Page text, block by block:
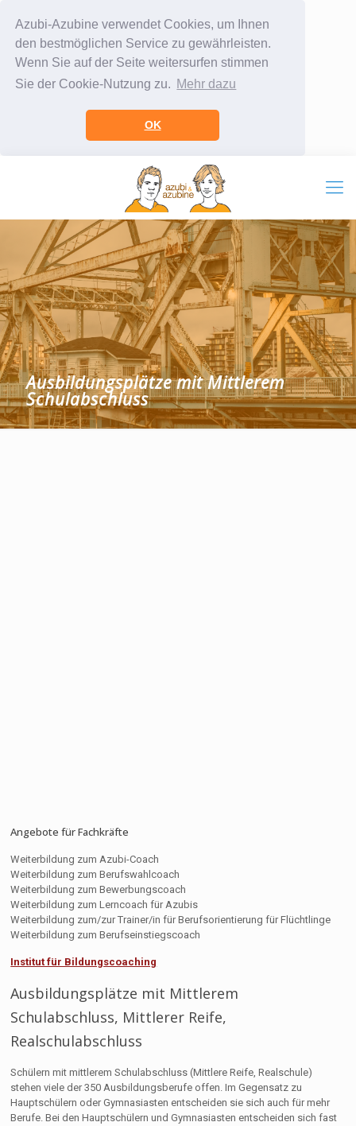
Azubi-Azubine verwendet Cookies, um Ihnen
den bestmöglichen Service zu gewährleisten.
Wenn Sie auf der Seite weitersurfen stimmen
Sie der Cookie-Nutzung zu. Mehr dazu
OK
Ausbildungsplätze mit Mittlerem
Schulabschluss
Angebote für Fachkräfte
Weiterbildung zum Azubi-Coach
Weiterbildung zum Berufswahlcoach
Weiterbildung zum Bewerbungscoach
Weiterbildung zum Lerncoach für Azubis
Weiterbildung zum/zur Trainer/in für Berufsorientierung für Flüchtlinge
Weiterbildung zum Berufseinstiegscoach
Institut für Bildungscoaching
Ausbildungsplätze mit Mittlerem
Schulabschluss, Mittlerer Reife,
Realschulabschluss
Schülern mit mittlerem Schulabschluss (Mittlere Reife, Realschule)
stehen viele der 350 Ausbildungsberufe offen. Im Gegensatz zu
Hauptschülern oder Gymnasiasten entscheiden sie sich auch für mehr
Berufe. Bei den Hauptschülern und Gymnasiasten entscheiden sich fast